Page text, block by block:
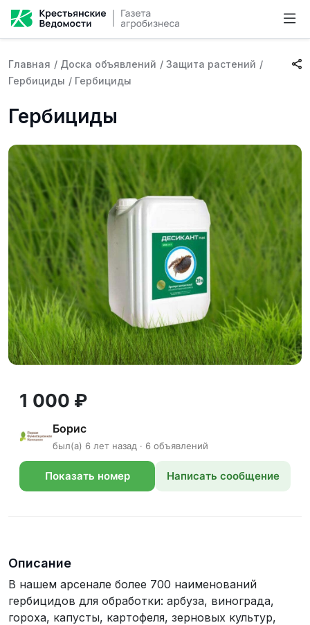
Главная / Доска объявлений / Защита растений /
Гербициды / Гербициды
Гербициды
1 000 ₽
Борис
был(а) 6 лет назад · 6 объявлений
Показать номер Написать сообщение
Описание
В нашем арсенале более 700 наименований
гербицидов для обработки: арбуза, винограда,
гороха, капусты, картофеля, зерновых культур,